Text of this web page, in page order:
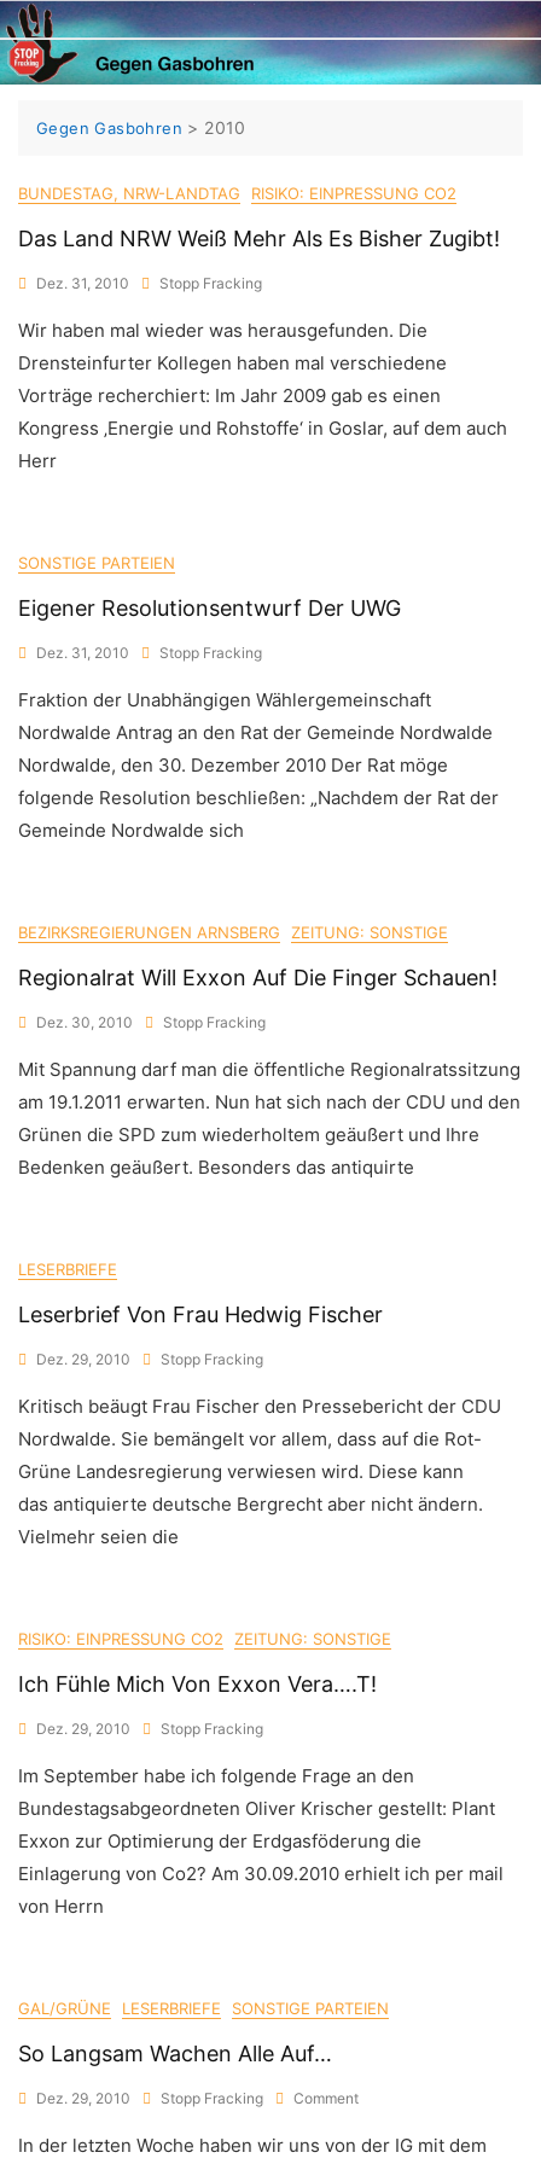
Skip
to
content
Gegen Gasbohren > 2010
BUNDESTAG, NRW-LANDTAG RISIKO: EINPRESSUNG CO2
Das Land NRW Weiß Mehr Als Es Bisher Zugibt!
Dez. 31, 2010 Stopp Fracking
Wir haben mal wieder was herausgefunden. Die
Drensteinfurter Kollegen haben mal verschiedene
Vorträge recherchiert: Im Jahr 2009 gab es einen
Kongress ‚Energie und Rohstoffe‘ in Goslar, auf dem auch
Herr
SONSTIGE PARTEIEN
Eigener Resolutionsentwurf Der UWG
Dez. 31, 2010 Stopp Fracking
Fraktion der Unabhängigen Wählergemeinschaft
Nordwalde Antrag an den Rat der Gemeinde Nordwalde
Nordwalde, den 30. Dezember 2010 Der Rat möge
folgende Resolution beschließen: „Nachdem der Rat der
Gemeinde Nordwalde sich
BEZIRKSREGIERUNGEN ARNSBERG ZEITUNG: SONSTIGE
Regionalrat Will Exxon Auf Die Finger Schauen!
Dez. 30, 2010 Stopp Fracking
Mit Spannung darf man die öffentliche Regionalratssitzung
am 19.1.2011 erwarten. Nun hat sich nach der CDU und den
Grünen die SPD zum wiederholtem geäußert und Ihre
Bedenken geäußert. Besonders das antiquirte
LESERBRIEFE
Leserbrief Von Frau Hedwig Fischer
Dez. 29, 2010 Stopp Fracking
Kritisch beäugt Frau Fischer den Pressebericht der CDU
Nordwalde. Sie bemängelt vor allem, dass auf die Rot-
Grüne Landesregierung verwiesen wird. Diese kann
das antiquierte deutsche Bergrecht aber nicht ändern.
Vielmehr seien die
RISIKO: EINPRESSUNG CO2 ZEITUNG: SONSTIGE
Ich Fühle Mich Von Exxon Vera….t!
Dez. 29, 2010 Stopp Fracking
Im September habe ich folgende Frage an den
Bundestagsabgeordneten Oliver Krischer gestellt: Plant
Exxon zur Optimierung der Erdgasföderung die
Einlagerung von Co2? Am 30.09.2010 erhielt ich per mail
von Herrn
GAL/GRÜNE LESERBRIEFE SONSTIGE PARTEIEN
So Langsam Wachen Alle Auf…
Dez. 29, 2010 Stopp Fracking CommentOn
Langsam
In der letzten Woche haben wir uns von der IG mit dem